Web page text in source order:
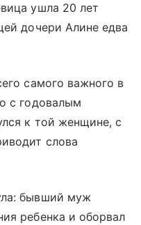
ушла 20 лет
дочери Алине едва
самого важного в
с годовалым
к той женщине, с
слова
бывший муж
ребенка и оборвал